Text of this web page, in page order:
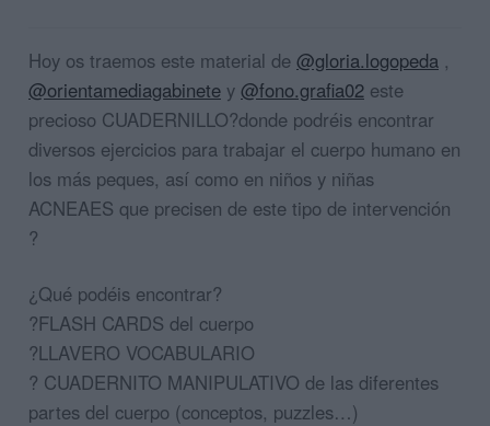
Hoy os traemos este material de @gloria.logopeda ,
@orientamediagabinete y @fono.grafia02 este
precioso CUADERNILLO?donde podréis encontrar
diversos ejercicios para trabajar el cuerpo humano en
los más peques, así como en niños y niñas
ACNEAES que precisen de este tipo de intervención
?
¿Qué podéis encontrar?
?FLASH CARDS del cuerpo
?LLAVERO VOCABULARIO
? CUADERNITO MANIPULATIVO de las diferentes
partes del cuerpo (conceptos, puzzles…)